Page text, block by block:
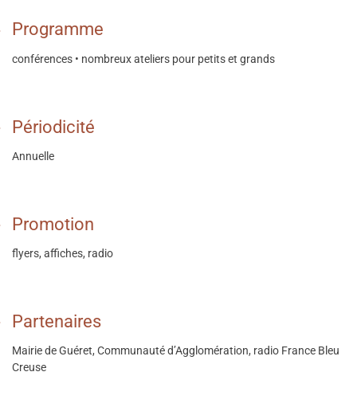
Programme
conférences • nombreux ateliers pour petits et grands
Périodicité
Annuelle
Promotion
flyers, affiches, radio
Partenaires
Mairie de Guéret, Communauté d’Agglomération, radio France Bleu
Creuse